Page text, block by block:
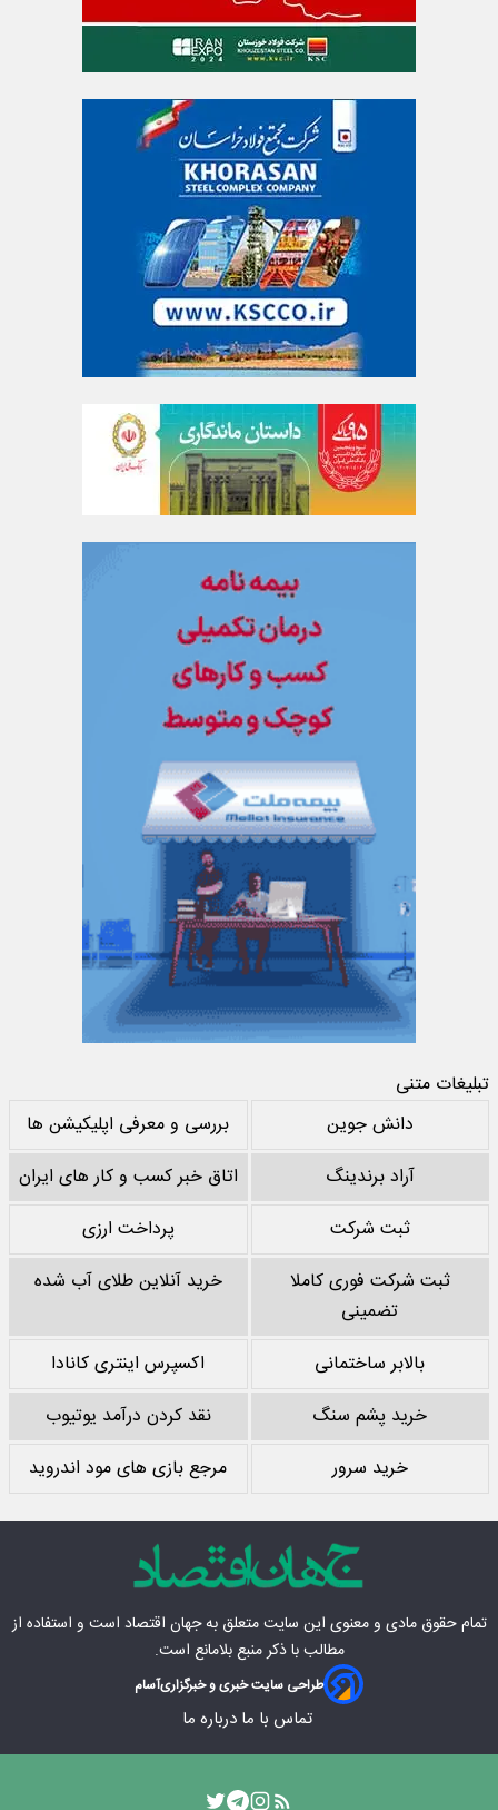
تبلیغات متنی
دانش جوین
بررسی و معرفی اپلیکیشن ها
آراد برندینگ
اتاق خبر کسب و کار های ایران
ثبت شرکت
پرداخت ارزی
ثبت شرکت فوری کاملا
تضمینی
خرید آنلاین طلای آب شده
بالابر ساختمانی
اکسپرس اینتری کانادا
خرید پشم سنگ
نقد کردن درآمد یوتیوب
خرید سرور
مرجع بازی های مود اندروید
تمام حقوق مادی‌ و معنوی این سایت متعلق بهجهان اقتصاد است و استفاده از
مطالب با ذکر منبع بلامانع است.
طراحی سایت خبری و خبرگزاریآسام
تماس با ما درباره ما